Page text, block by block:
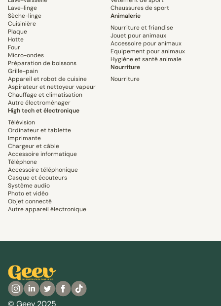
Lave-linge
Sèche-linge
Cuisinière
Plaque
Hotte
Four
Micro-ondes
Préparation de boissons
Grille-pain
Appareil et robot de cuisine
Aspirateur et nettoyeur vapeur
Chauffage et climatisation
Autre électroménager
High tech et électronique
Télévision
Ordinateur et tablette
Imprimante
Chargeur et câble
Accessoire informatique
Téléphone
Accessoire téléphonique
Casque et écouteurs
Système audio
Photo et vidéo
Objet connecté
Autre appareil électronique
Chaussures de sport
Animalerie
Nourriture et friandise
Jouet pour animaux
Accessoire pour animaux
Equipement pour animaux
Hygiène et santé animale
Nourriture
Nourriture
© Geev 2025